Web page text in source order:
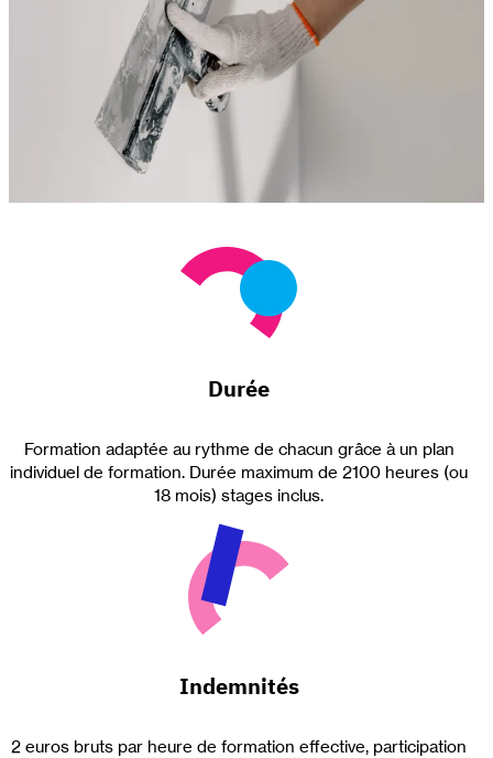
Durée
Formation adaptée au rythme de chacun grâce à un plan
individuel de formation. Durée maximum de 2100 heures (ou
18 mois) stages inclus.
Indemnités
2 euros bruts par heure de formation effective, participation